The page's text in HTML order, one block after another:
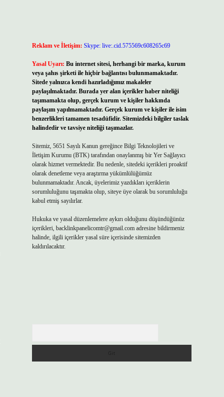
Reklam ve İletişim: Skype: live:.cid.575569c608265c69
Yasal Uyarı: Bu internet sitesi, herhangi bir marka, kurum
veya şahıs şirketi ile hiçbir bağlantısı bulunmamaktadır.
Sitede yalnızca kendi hazırladığımız makaleler
paylaşılmaktadır. Burada yer alan içerikler haber niteliği
taşımamakta olup, gerçek kurum ve kişiler hakkında
paylaşım yapılmamaktadır. Gerçek kurum ve kişiler ile isim
benzerlikleri tamamen tesadüfidir. Sitemizdeki bilgiler taslak
halindedir ve tavsiye niteliği taşımazlar.
Sitemiz, 5651 Sayılı Kanun gereğince Bilgi Teknolojileri ve
İletişim Kurumu (BTK) tarafından onaylanmış bir Yer Sağlayıcı
olarak hizmet vermektedir. Bu nedenle, sitedeki içerikleri proaktif
olarak denetleme veya araştırma yükümlülüğümüz
bulunmamaktadır. Ancak, üyelerimiz yazdıkları içeriklerin
sorumluluğunu taşımakta olup, siteye üye olarak bu sorumluluğu
kabul etmiş sayılırlar.
Hukuka ve yasal düzenlemelere aykırı olduğunu düşündüğünüz
içerikleri, backlinkpanelicomtr@gmail.comadresine bildirmeniz
halinde, ilgili içerikler yasal süre içerisinde sitemizden
kaldırılacaktır.